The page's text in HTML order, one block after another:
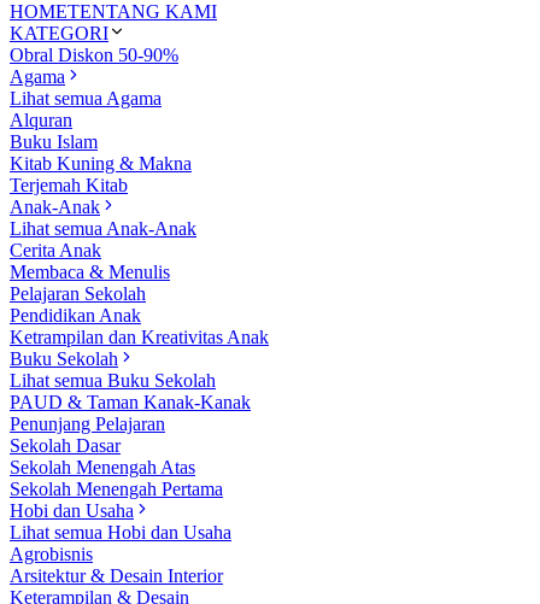
HOMETENTANG KAMI
KATEGORI
Obral Diskon 50-90%
Agama
Lihat semua Agama
Alquran
Buku Islam
Kitab Kuning & Makna
Terjemah Kitab
Anak-Anak
Lihat semua Anak-Anak
Cerita Anak
Membaca & Menulis
Pelajaran Sekolah
Pendidikan Anak
Ketrampilan dan Kreativitas Anak
Buku Sekolah
Lihat semua Buku Sekolah
PAUD & Taman Kanak-Kanak
Penunjang Pelajaran
Sekolah Dasar
Sekolah Menengah Atas
Sekolah Menengah Pertama
Hobi dan Usaha
Lihat semua Hobi dan Usaha
Agrobisnis
Arsitektur & Desain Interior
Keterampilan & Desain